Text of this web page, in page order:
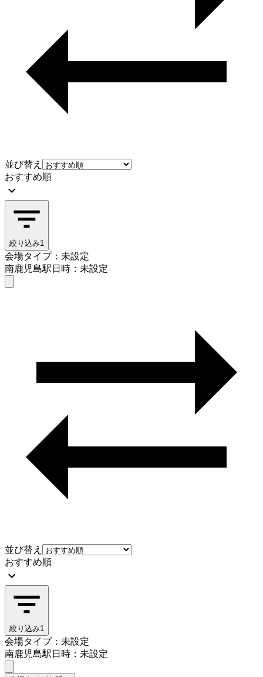
並び替え
おすすめ順
絞り込み1
会場タイプ：未設定
南鹿児島駅日時：未設定
並び替え
おすすめ順
絞り込み1
会場タイプ：未設定
南鹿児島駅日時：未設定